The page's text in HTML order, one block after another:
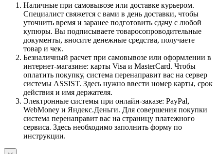
Наличные при самовывозе или доставке курьером.
Специалист свяжется с вами в день доставки, чтобы
уточнить время и заранее подготовить сдачу с любой
купюры. Вы подписываете товаросопроводительные
документы, вносите денежные средства, получаете
товар и чек.
Безналичный расчет при самовывозе или оформлении в
интернет-магазине: карты Visa и MasterCard. Чтобы
оплатить покупку, система перенаправит вас на сервер
системы ASSIST. Здесь нужно ввести номер карты, срок
действия и имя держателя.
Электронные системы при онлайн-заказе: PayPal,
WebMoney и Яндекс.Деньги. Для совершения покупки
система перенаправит вас на страницу платежного
сервиса. Здесь необходимо заполнить форму по
инструкции.